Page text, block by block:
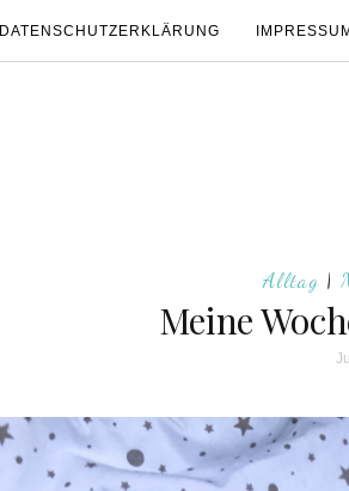
DATENSCHUTZERKLÄRUNG IMPRESSUM
Alltag |
Meine